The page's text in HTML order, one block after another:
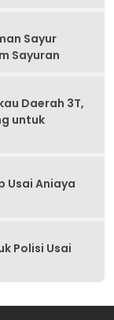
Sayur
Sayuran
Daerah 3T,
untuk
Usai Aniaya
Polisi Usai